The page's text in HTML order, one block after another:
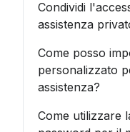
Condividi
assistenza
Come posso
personalizzato
assistenza?
Come utilizzare